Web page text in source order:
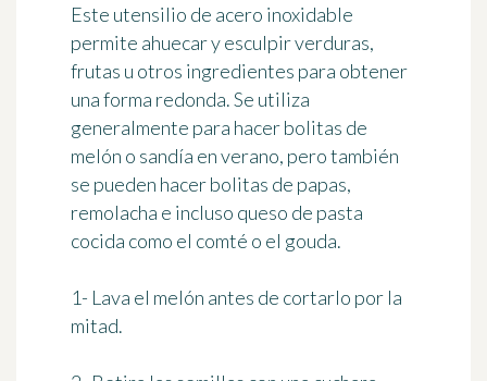
Este utensilio de acero inoxidable
permite ahuecar y esculpir verduras,
frutas u otros ingredientes para obtener
una forma redonda. Se utiliza
generalmente para hacer bolitas de
melón o sandía en verano, pero también
se pueden hacer bolitas de papas,
remolacha e incluso queso de pasta
cocida como el comté o el gouda.
1- Lava el melón antes de cortarlo por la
mitad.